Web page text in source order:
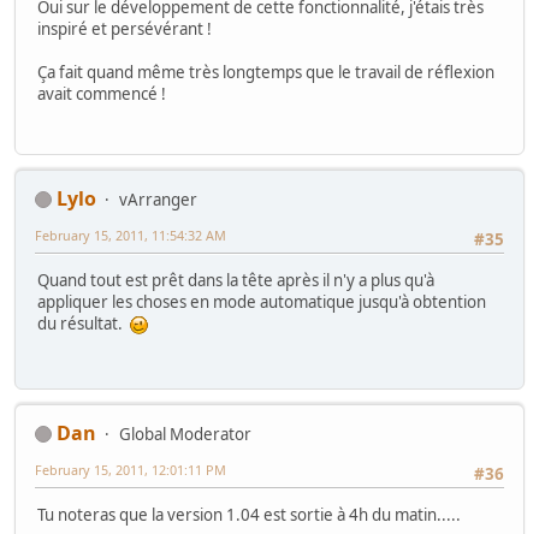
Oui sur le développement de cette fonctionnalité, j'étais très
inspiré et persévérant !
Ça fait quand même très longtemps que le travail de réflexion
avait commencé !
Lylo
vArranger
#35
February 15, 2011, 11:54:32 AM
Quand tout est prêt dans la tête après il n'y a plus qu'à
appliquer les choses en mode automatique jusqu'à obtention
du résultat.
Dan
Global Moderator
#36
February 15, 2011, 12:01:11 PM
Tu noteras que la version 1.04 est sortie à 4h du matin.....